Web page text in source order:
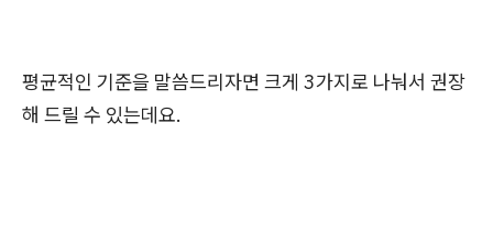
평균적인 기준을 말씀드리자면 크게 3가지로 나눠서 권장
해 드릴 수 있는데요.